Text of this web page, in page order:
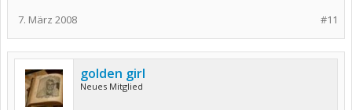
#11
7. März 2008
golden girl
Neues Mitglied